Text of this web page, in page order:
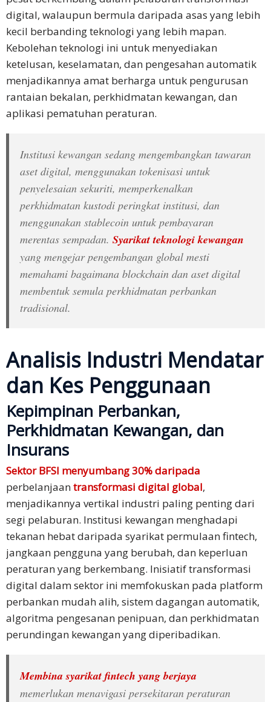
digital, walaupun bermula daripada asas yang lebih
kecil berbanding teknologi yang lebih mapan.
Kebolehan teknologi ini untuk menyediakan
ketelusan, keselamatan, dan pengesahan automatik
menjadikannya amat berharga untuk pengurusan
rantaian bekalan, perkhidmatan kewangan, dan
aplikasi pematuhan peraturan.​
Institusi kewangan sedang mengembangkan tawaran
aset digital, menggunakan tokenisasi untuk
penyelesaian sekuriti, memperkenalkan
perkhidmatan kustodi peringkat institusi, dan
menggunakan stablecoin untuk pembayaran
merentas sempadan. Syarikat teknologi kewangan
yang mengejar pengembangan global mesti
memahami bagaimana blockchain dan aset digital
membentuk semula perkhidmatan perbankan
tradisional.​
Analisis Industri Mendatar
dan Kes Penggunaan
Kepimpinan Perbankan,
Perkhidmatan Kewangan, dan
Insurans
Sektor BFSI menyumbang 30% daripada
perbelanjaantransformasi digital global,
menjadikannya vertikal industri paling penting dari
segi pelaburan. Institusi kewangan menghadapi
tekanan hebat daripada syarikat permulaan fintech,
jangkaan pengguna yang berubah, dan keperluan
peraturan yang berkembang. Inisiatif transformasi
digital dalam sektor ini memfokuskan pada platform
perbankan mudah alih, sistem dagangan automatik,
algoritma pengesanan penipuan, dan perkhidmatan
perundingan kewangan yang diperibadikan.​
Membina syarikat fintech yang berjaya
memerlukan menavigasi persekitaran peraturan